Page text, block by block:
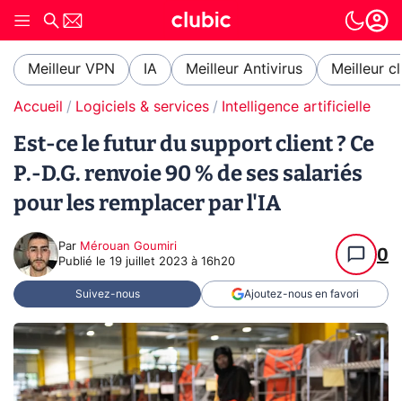
Meilleur VPN IA Meilleur Antivirus Meilleur
Accueil Logiciels & services Intelligence artificielle
Est-ce le futur du support client ? Ce
P.-D.G. renvoie 90 % de ses salariés
pour les remplacer par l'IA
Par Mérouan Goumiri
Publié le 19 juillet 2023 à 16h20 0
Suivez-nous Ajoutez-nous en favori